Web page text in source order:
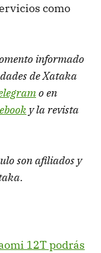
como
informado
de Xataka
o en
y la revista
son afiliados y
.
12T podrás